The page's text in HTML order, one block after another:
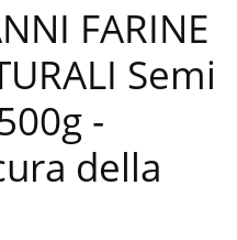
FARINE
Semi
-
della